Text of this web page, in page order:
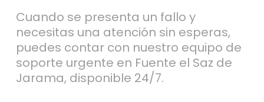
Cuando se presenta un fallo y
necesitas una atención sin esperas,
puedes contar con nuestro equipo de
soporte urgente en Fuente el Saz de
Jarama, disponible 24/7.